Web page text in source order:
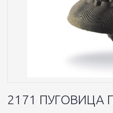
2171 ПУГОВИЦА